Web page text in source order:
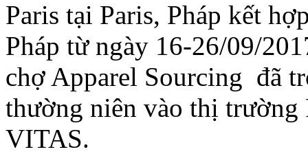
Paris tại Paris, Pháp kết
Pháp từ ngày 16-26/09/
chợ Apparel Sourcing đã
thường niên vào thị trường
VITAS.